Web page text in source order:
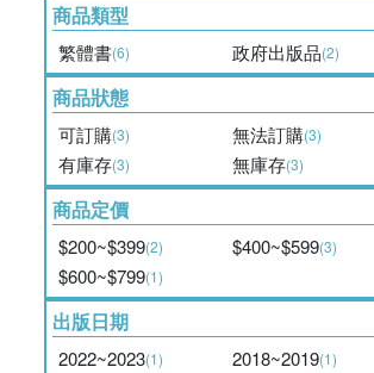
商品類型
繁體書(6) 政府出版品(2)
商品狀態
可訂購(3) 無法訂購(3)
有庫存(3) 無庫存(3)
商品定價
$200~$399(2) $400~$599(3)
$600~$799(1)
出版日期
2022~2023(1) 2018~2019(1)